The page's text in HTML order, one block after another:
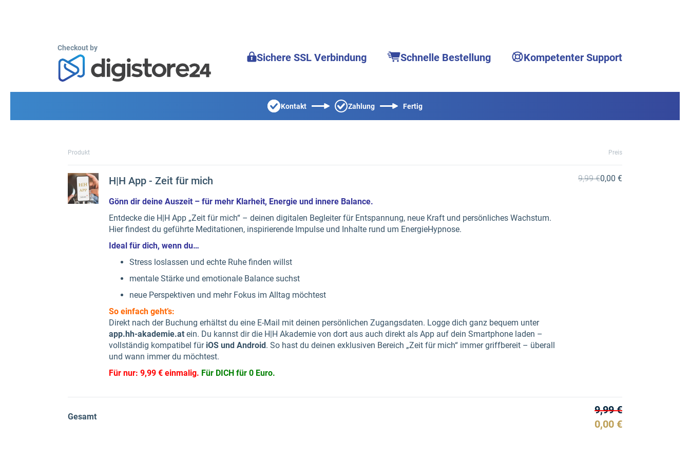
Checkout by
Sichere SSL Verbindung Schnelle Bestellung Kompetenter Support
Kontakt Zahlung Fertig
Produkt Preis
H|H App - Zeit für mich
Gönn dir deine Auszeit – für mehr Klarheit, Energie und innere Balance.
Entdecke die H|H App „Zeit für mich“ – deinen digitalen Begleiter für Entspannung, neue Kraft und persönliches Wachstum.
Hier findest du geführte Meditationen, inspirierende Impulse und Inhalte rund um EnergieHypnose.
Ideal für dich, wenn du…
Stress loslassen und echte Ruhe finden willst
mentale Stärke und emotionale Balance suchst
neue Perspektiven und mehr Fokus im Alltag möchtest
So einfach geht’s:
Direkt nach der Buchung erhältst du eine E-Mail mit deinen persönlichen Zugangsdaten. Logge dich ganz bequem unter
app.hh-akademie.at ein. Du kannst dir die H|H Akademie von dort aus auch direkt als App auf dein Smartphone laden –
vollständig kompatibel für iOS und Android. So hast du deinen exklusiven Bereich „Zeit für mich“ immer griffbereit – überall
und wann immer du möchtest.
Für nur: 9,99 € einmalig. Für DICH für 0 Euro.
9,99 €0,00 €
Gesamt
9,99 €
0,00 €